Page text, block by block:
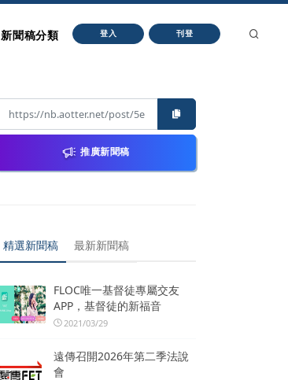
新聞稿分類 登入 刊登
推廣新聞稿
精選新聞稿 最新新聞稿
FLOC唯一基督徒專屬交友
APP，基督徒的新福音
2021/03/29
遠傳召開2026年第二季法說
會